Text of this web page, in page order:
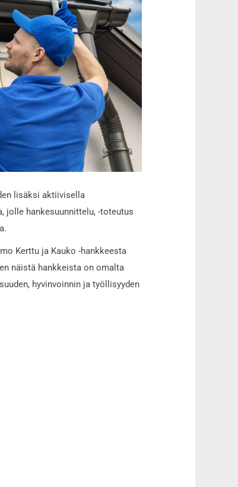
lisäksi aktiivisella
jolle hankesuunnittelu, -toteutus
Kerttu ja Kauko -hankkeesta
näistä hankkeista on omalta
hyvinvoinnin ja työllisyyden